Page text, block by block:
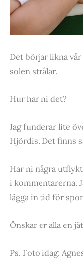
Det börjar likna
solen strålar.
Hur har ni det?
Jag funderar lite
Hjördis. Det finns
Har ni några
i kommentarerna.
lägga in tid för
Önskar er alla en
Ps. Foto idag: